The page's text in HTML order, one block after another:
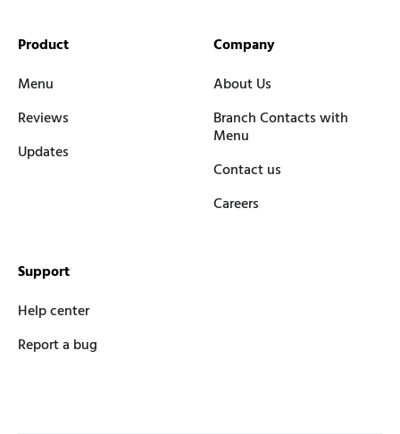
Product
Menu
Reviews
Updates
Company
About Us
Branch Contacts with
Menu
Contact us
Careers
Support
Help center
Report a bug